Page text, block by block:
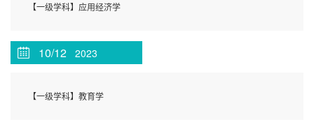
【一级学科】应用经济学
10/12 2023
【一级学科】教育学